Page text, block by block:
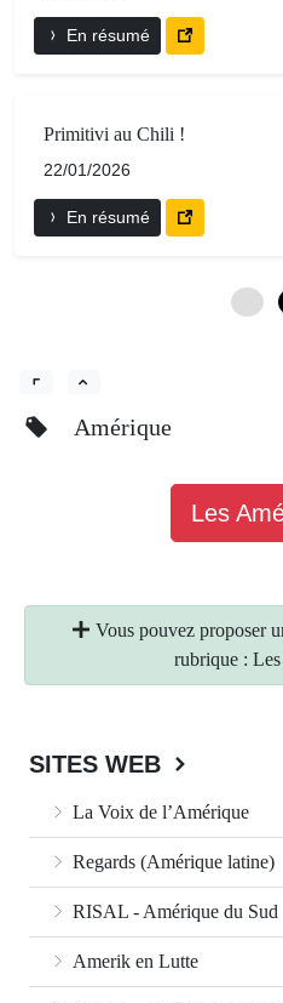
En résumé
Primitivi au Chili !
22/01/2026
En résumé
Amérique
Les
Vous pouvez proposer
rubrique :
SITES WEB
La Voix de l’Amérique
Regards (Amérique latine)
RISAL - Amérique du Sud
Amerik en Lutte